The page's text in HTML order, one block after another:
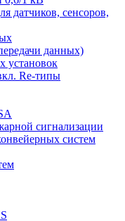
датчиков, cенсоров,
данных)
установок
Re-типы
сигнализации
систем